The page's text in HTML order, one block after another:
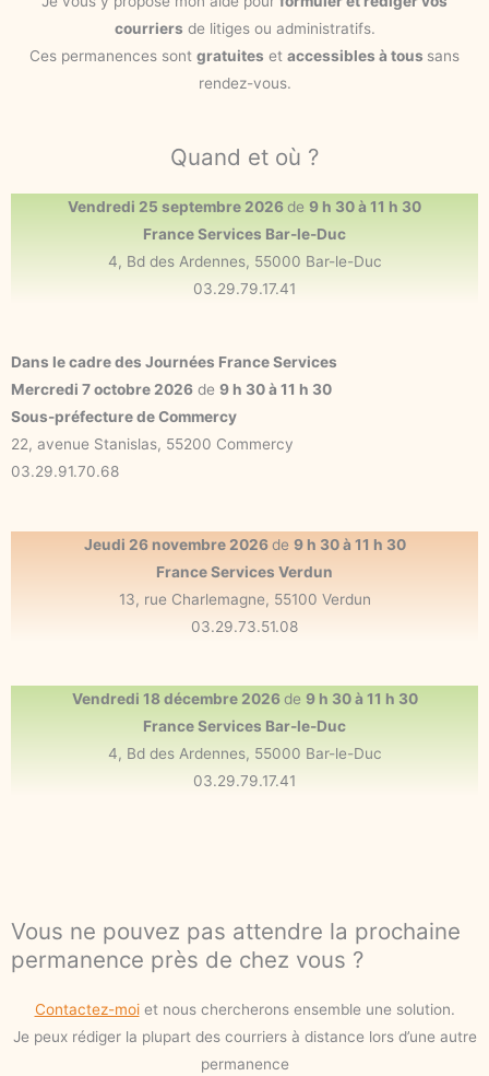
courriers de litiges ou administratifs.
Ces permanences sont gratuites et accessibles à tous sans
rendez-vous.
Quand et où ?
Vendredi 25 septembre 2026de 9 h 30 à 11 h 30
France Services Bar-le-Duc
4, Bd des Ardennes, 55000 Bar-le-Duc
03.29.79.17.41
Dans le cadre des Journées France Services
Mercredi 7 octobre 2026 de 9 h 30 à 11 h 30
Sous-préfecture de Commercy
22, avenue Stanislas, 55200 Commercy
03.29.91.70.68
Jeudi 26 novembre 2026de 9 h 30 à 11 h 30
France Services Verdun
13, rue Charlemagne, 55100 Verdun
03.29.73.51.08
Vendredi 18 décembre 2026de 9 h 30 à 11 h 30
France Services Bar-le-Duc
4, Bd des Ardennes, 55000 Bar-le-Duc
03.29.79.17.41
Vous ne pouvez pas attendre la prochaine
permanence près de chez vous ?
Contactez-moiet nous chercherons ensemble une solution.
Je peux rédiger la plupart des courriers à distance lors d’une autre
permanence